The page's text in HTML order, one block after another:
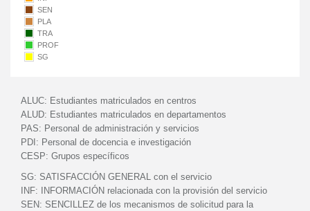
SEN
PLA
TRA
PROF
SG
ALUC: Estudiantes matriculados en centros
ALUD: Estudiantes matriculados en departamentos
PAS: Personal de administración y servicios
PDI: Personal de docencia e investigación
CESP: Grupos específicos
SG: SATISFACCIÓN GENERAL con el servicio
INF:
INFORMACIÓN relacionada con la provisión del servicio
SEN: SENCILLEZ de los mecanismos de solicitud para la